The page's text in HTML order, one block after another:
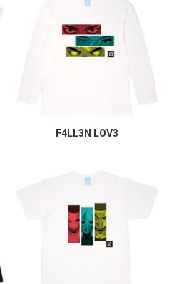
F4LL3N LOV3